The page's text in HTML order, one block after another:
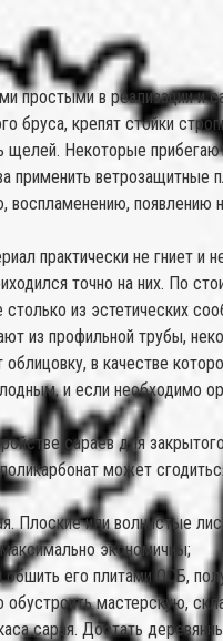
простыми в реализации и
бруса, крепят стойки
Некоторые
практически не гниет и
точно на них. По
из эстетических
из профильной трубы,
в качестве
и если необходимо
сараев для
может
или волнистые
экономичны;
его плитами ОСБ,
мастерскую,
сарая. Достать